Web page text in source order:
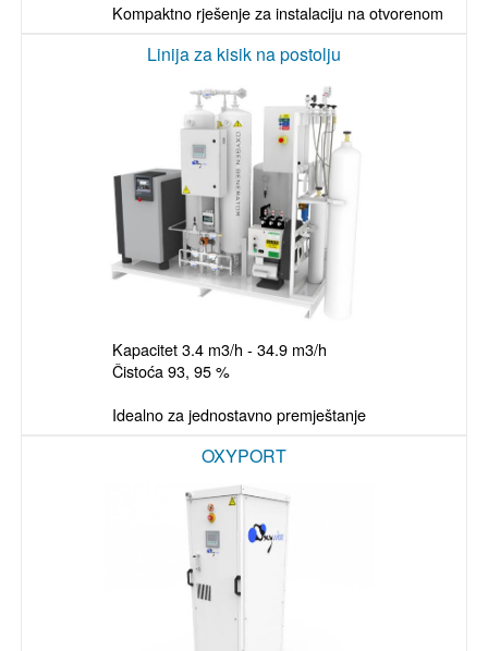
Linija za kisik na postolju
Kapacitet 3.4 m3/h - 34.9 m3/h
Čistoća 93, 95 %
Idealno za jednostavno premještanje
OXYPORT